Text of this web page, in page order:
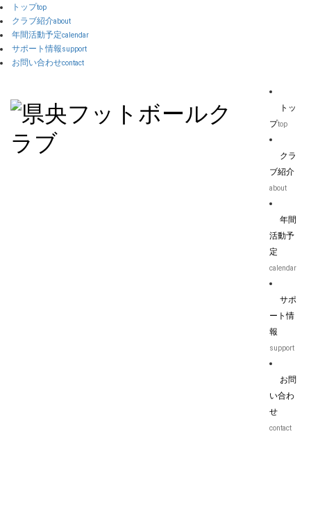
トップtop
クラブ紹介about
年間活動予定calendar
サポート情報support
お問い合わせcontact
トッ
プtop
クラ
ブ紹介
about
年間
活動予
定
calendar
サポ
ート情
報
support
お問
い合わ
せ
contact